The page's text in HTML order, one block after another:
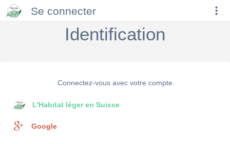
Se connecter
Identification
Connectez-vous avec votre compte
L'Habitat léger en Suisse
Google